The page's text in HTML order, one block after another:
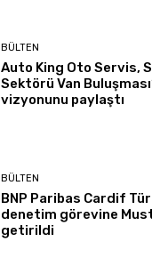
BÜLTEN
Auto King Oto Servis,
Sektörü Van
vizyonunu paylaştı
BÜLTEN
BNP Paribas Cardif
denetim görevine
getirildi